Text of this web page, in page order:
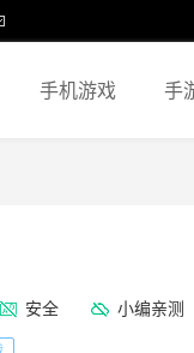
手机游戏 手
安全 小编亲测